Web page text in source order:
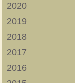
2020
2019
2018
2017
2016